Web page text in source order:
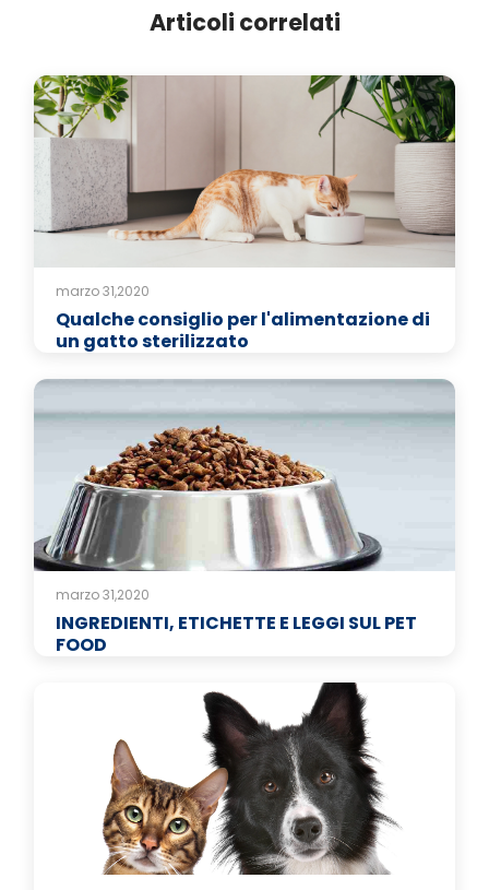
Articoli correlati
marzo 31,2020
Qualche consiglio per l'alimentazione di
un gatto sterilizzato
marzo 31,2020
INGREDIENTI, ETICHETTE E LEGGI SUL PET
FOOD